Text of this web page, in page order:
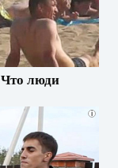
люди
i